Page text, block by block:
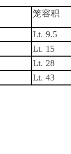
笼容积
Lt. 9.5
Lt. 15
Lt. 28
Lt. 43